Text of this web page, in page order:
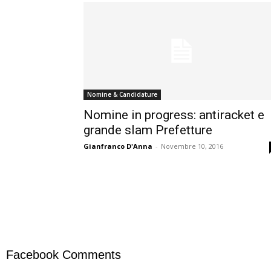
Nomine & Candidature
Nomine in progress: antiracket e
grande slam Prefetture
Gianfranco D'Anna - Novembre 10, 2016
Facebook Comments